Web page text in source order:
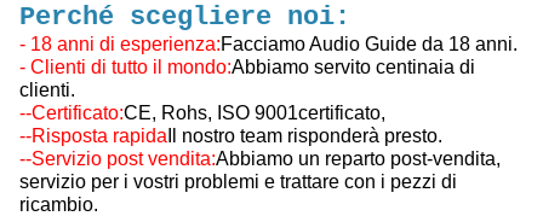
Perché scegliere noi:
- 18 anni di esperienza:Facciamo Audio Guide da 18 anni.
- Clienti di tutto il mondo:Abbiamo servito centinaia di
clienti.
--Certificato:CE, Rohs, ISO 9001certificato,
--Risposta rapidaIl nostro team risponderà presto.
--Servizio post vendita:Abbiamo un reparto post-vendita,
servizio per i vostri problemi e trattare con i pezzi di
ricambio.